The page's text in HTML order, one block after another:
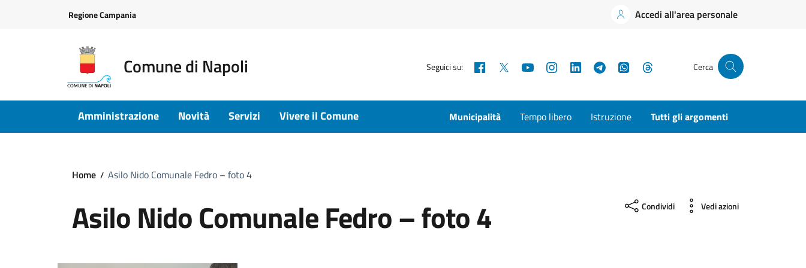
Regione Campania Accedi all'area personale
Comune di Napoli Seguici su: Facebook YouTubeInstagramLinkedInTelegramWhatsApp Cerca
Amministrazione Novità Servizi Vivere il Comune Municipalità Tempo libero Istruzione Tutti gli argomenti
Home Asilo Nido Comunale Fedro – foto 4
Asilo Nido Comunale Fedro – foto 4 Condividi Vedi azioni